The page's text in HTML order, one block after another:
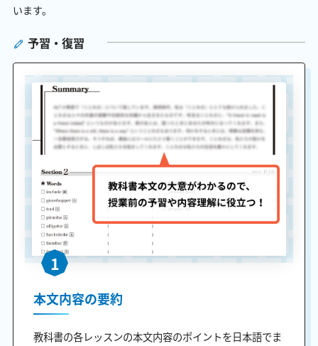
います。
予習・復習
1
本文内容の要約
教科書の各レッスンの本文内容のポイントを日本語でま